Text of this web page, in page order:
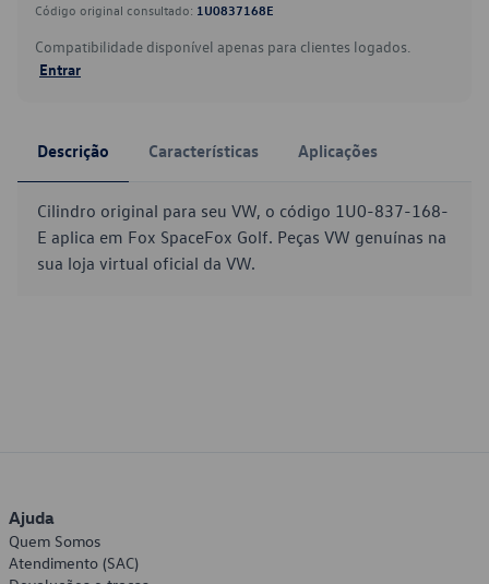
Código original consultado: 1U0837168E
Compatibilidade disponível apenas para clientes logados.
Entrar
Descrição Características Aplicações
Cilindro original para seu VW, o código 1U0-837-168-
E aplica em Fox SpaceFox Golf. Peças VW genuínas na
sua loja virtual oficial da VW.
Ajuda
Quem Somos
Atendimento (SAC)